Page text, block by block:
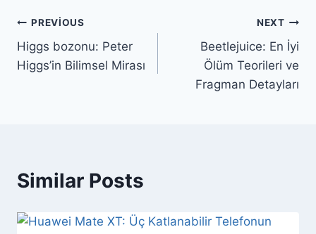
Yazı
gezinmesi
PREVIOUS
Higgs bozonu: Peter
Higgs’in Bilimsel Mirası
NEXT
Beetlejuice: En İyi
Ölüm Teorileri ve
Fragman Detayları
Similar Posts